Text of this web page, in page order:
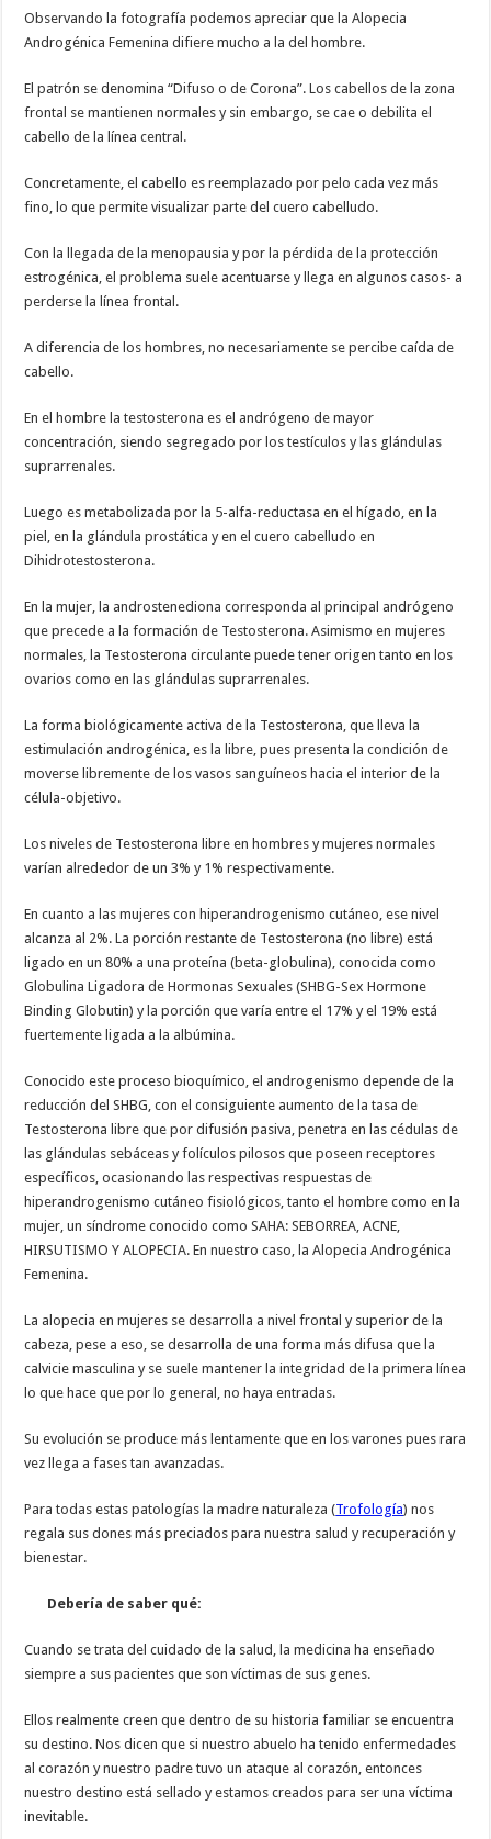
Observando la fotografía podemos apreciar que la Alopecia
Androgénica Femenina difiere mucho a la del hombre.
El patrón se denomina “Difuso o de Corona”. Los cabellos de la zona
frontal se mantienen normales y sin embargo, se cae o debilita el
cabello de la línea central.
Concretamente, el cabello es reemplazado por pelo cada vez más
fino, lo que permite visualizar parte del cuero cabelludo.
Con la llegada de la menopausia y por la pérdida de la protección
estrogénica, el problema suele acentuarse y llega en algunos casos- a
perderse la línea frontal.
A diferencia de los hombres, no necesariamente se percibe caída de
cabello.
En el hombre la testosterona es el andrógeno de mayor
concentración, siendo segregado por los testículos y las glándulas
suprarrenales.
Luego es metabolizada por la 5-alfa-reductasa en el hígado, en la
piel, en la glándula prostática y en el cuero cabelludo en
Dihidrotestosterona.
En la mujer, la androstenediona corresponda al principal andrógeno
que precede a la formación de Testosterona. Asimismo en mujeres
normales, la Testosterona circulante puede tener origen tanto en los
ovarios como en las glándulas suprarrenales.
La forma biológicamente activa de la Testosterona, que lleva la
estimulación androgénica, es la libre, pues presenta la condición de
moverse libremente de los vasos sanguíneos hacia el interior de la
célula-objetivo.
Los niveles de Testosterona libre en hombres y mujeres normales
varían alrededor de un 3% y 1% respectivamente.
En cuanto a las mujeres con hiperandrogenismo cutáneo, ese nivel
alcanza al 2%. La porción restante de Testosterona (no libre) está
ligado en un 80% a una proteína (beta-globulina), conocida como
Globulina Ligadora de Hormonas Sexuales (SHBG-Sex Hormone
Binding Globutin) y la porción que varía entre el 17% y el 19% está
fuertemente ligada a la albúmina.
Conocido este proceso bioquímico, el androgenismo depende de la
reducción del SHBG, con el consiguiente aumento de la tasa de
Testosterona libre que por difusión pasiva, penetra en las cédulas de
las glándulas sebáceas y folículos pilosos que poseen receptores
específicos, ocasionando las respectivas respuestas de
hiperandrogenismo cutáneo fisiológicos, tanto el hombre como en la
mujer, un síndrome conocido como SAHA: SEBORREA, ACNE,
HIRSUTISMO Y ALOPECIA. En nuestro caso, la Alopecia Androgénica
Femenina.
La alopecia en mujeres se desarrolla a nivel frontal y superior de la
cabeza, pese a eso, se desarrolla de una forma más difusa que la
calvicie masculina y se suele mantener la integridad de la primera línea
lo que hace que por lo general, no haya entradas.
Su evolución se produce más lentamente que en los varones pues rara
vez llega a fases tan avanzadas.
Para todas estas patologías la madre naturaleza (Trofología) nos
regala sus dones más preciados para nuestra salud y recuperación y
bienestar.
Debería de saber qué:
Cuando se trata del cuidado de la salud, la medicina ha enseñado
siempre a sus pacientes que son víctimas de sus genes.
Ellos realmente creen que dentro de su historia familiar se encuentra
su destino. Nos dicen que si nuestro abuelo ha tenido enfermedades
al corazón y nuestro padre tuvo un ataque al corazón, entonces
nuestro destino está sellado y estamos creados para ser una víctima
inevitable.